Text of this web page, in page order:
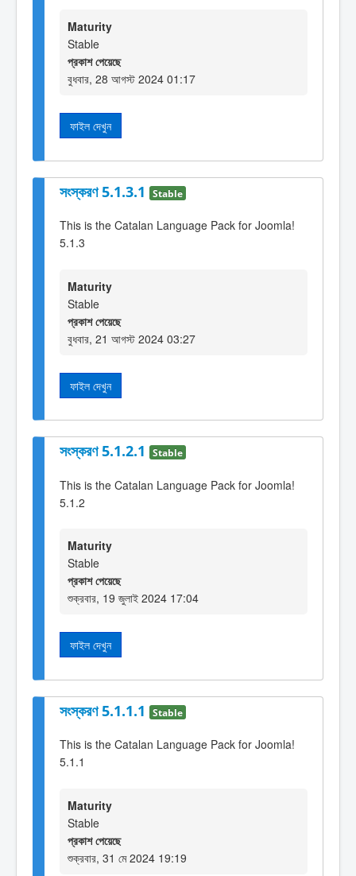
Maturity
Stable
প্রকাশ পেয়েছে
বুধবার, 28 আগস্ট 2024 01:17
ফাইল দেখুন
সংস্করণ 5.1.3.1 Stable
This is the Catalan Language Pack for Joomla!
5.1.3
Maturity
Stable
প্রকাশ পেয়েছে
বুধবার, 21 আগস্ট 2024 03:27
ফাইল দেখুন
সংস্করণ 5.1.2.1 Stable
This is the Catalan Language Pack for Joomla!
5.1.2
Maturity
Stable
প্রকাশ পেয়েছে
শুক্রবার, 19 জুলাই 2024 17:04
ফাইল দেখুন
সংস্করণ 5.1.1.1 Stable
This is the Catalan Language Pack for Joomla!
5.1.1
Maturity
Stable
প্রকাশ পেয়েছে
শুক্রবার, 31 মে 2024 19:19